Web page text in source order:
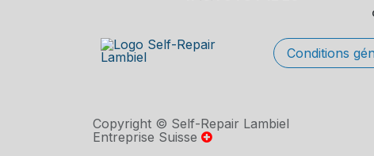
Conditions
Copyright © Self-Repair Lambiel
Entreprise Suisse